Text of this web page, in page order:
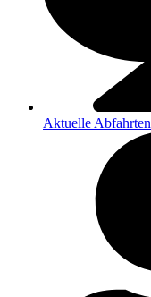
Aktuelle Abfahrten